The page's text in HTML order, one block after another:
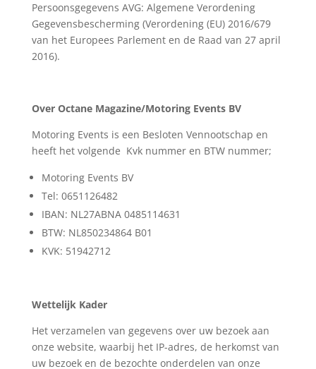
Persoonsgegevens AVG: Algemene Verordening
Gegevensbescherming (Verordening (EU) 2016/679
van het Europees Parlement en de Raad van 27 april
2016).
Over Octane Magazine/Motoring Events BV
Motoring Events is een Besloten Vennootschap en
heeft het volgende Kvk nummer en BTW nummer;
Motoring Events BV
Tel: 0651126482
IBAN: NL27ABNA 0485114631
BTW: NL850234864 B01
KVK: 51942712
Wettelijk Kader
Het verzamelen van gegevens over uw bezoek aan
onze website, waarbij het IP-adres, de herkomst van
uw bezoek en de bezochte onderdelen van onze